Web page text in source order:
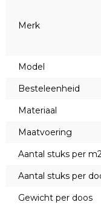
Merk
Model
Besteleenheid
Materiaal
Maatvoering
Aantal stuks per
Aantal stuks per
Gewicht per doos